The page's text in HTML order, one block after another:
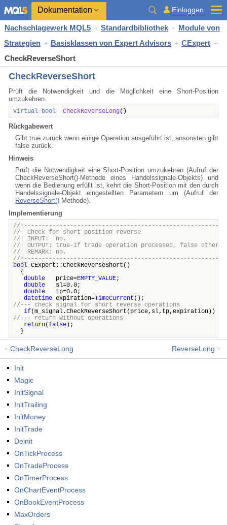
Dokumentation Einloggen
Nachschlagewerk MQL5 Standardbibliothek
Module von
Strategien
Basisklassen von Expert Advisors
CExpert
CheckReverseShort
CheckReverseShort
Prüft die Notwendigkeit und die Möglichkeit eine Short-Position
umzukehren.
virtual bool CheckReverseLong()
Rückgabewert
Gibt true zurück wenn einige Operation ausgeführt ist, ansonsten gibt
false zurück.
Hinweis
Prüft die Notwendigkeit eine Short-Position umzukehren (Aufruf der
CheckReverseShort()-Methode eines Handelssignale-Objekts) und
wenn die Bedienung erfüllt ist, kehrt die Short-Position mit den durch
Handelssignale-Objekt eingestellten Parametern um (Aufruf der
ReverseShort()-Methode).
Implementierung
//
//| Check for short position
//| INPUT:
//| OUTPUT: true-if trade operation processed, false
//| REMARK:
//
bool CExpert::CheckReverseShort()
{
double price=EMPTY_VALUE;
double sl=0.0;
double tp=0.0;
datetime expiration=TimeCurrent ();
//--- check signal for short reverse operations
if(m_signal.CheckReverseShort(price,sl,tp,expiration))
//--- return without operations
return(false );
}
CheckReverseLong ReverseLong
Init
Magic
InitSignal
InitTrailing
InitMoney
InitTrade
Deinit
OnTickProcess
OnTradeProcess
OnTimerProcess
OnChartEventProcess
OnBookEventProcess
MaxOrders